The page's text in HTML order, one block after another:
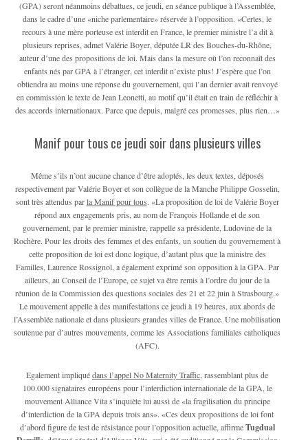
(GPA) seront néanmoins débattues, ce jeudi, en séance publique à l’Assemblée,
dans le cadre d’une «niche parlementaire» réservée à l’opposition. «Certes, le
recours à une mère porteuse est interdit en France, le premier ministre l’a dit à
plusieurs reprises, admet Valérie Boyer, députée LR des Bouches-du-Rhône,
auteur d’une des propositions de loi. Mais dans la mesure où l’on reconnaît des
enfants nés par GPA à l’étranger, cet interdit n’existe plus! J’espère que l’on
obtiendra au moins une réponse du gouvernement, qui l’an dernier avait renvoyé
en commission le texte de Jean Leonetti, au motif qu’il était en train de réfléchir à
des accords internationaux. Parce que depuis, malgré ces promesses, plus rien…»
Manif pour tous ce jeudi soir dans plusieurs villes
Même s’ils n’ont aucune chance d’être adoptés, les deux textes, déposés
respectivement par Valérie Boyer et son collègue de la Manche Philippe Gosselin,
sont très attendus parla Manif pour tous. «La proposition de loi de Valérie Boyer
répond aux engagements pris, au nom de François Hollande et de son
gouvernement, par le premier ministre, rappelle sa présidente, Ludovine de la
Rochère. Pour les droits des femmes et des enfants, un soutien du gouvernement à
cette proposition de loi est donc logique, d’autant plus que la ministre des
Familles, Laurence Rossignol, a également exprimé son opposition à la GPA. Par
ailleurs, au Conseil de l’Europe, ce sujet va être remis à l’ordre du jour de la
réunion de la Commission des questions sociales des 21 et 22 juin à Strasbourg.»
Le mouvement appelle à des manifestations ce jeudi à 19 heures, aux abords de
l’Assemblée nationale et dans plusieurs grandes villes de France. Une mobilisation
soutenue par d’autres mouvements, comme les Associations familiales catholiques
(AFC).
Egalement impliquédans l’appel No Maternity Traffic , rassemblant plus de
100.000 signataires européens pour l’interdiction internationale de la GPA, le
mouvement Alliance Vita s’inquiète lui aussi de «la fragilisation du principe
d’interdiction de la GPA depuis trois ans». «Ces deux propositions de loi font
d’abord figure de test de résistance pour l’opposition actuelle, affirmeTugdual